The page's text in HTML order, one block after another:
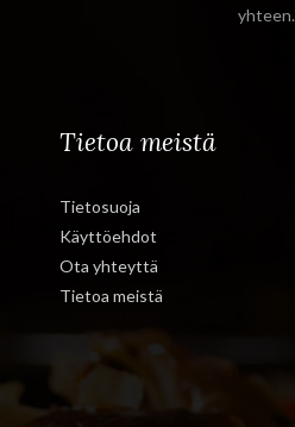
yhteen.
Tietoa meistä
Tietosuoja
Käyttöehdot
Ota yhteyttä
Tietoa meistä